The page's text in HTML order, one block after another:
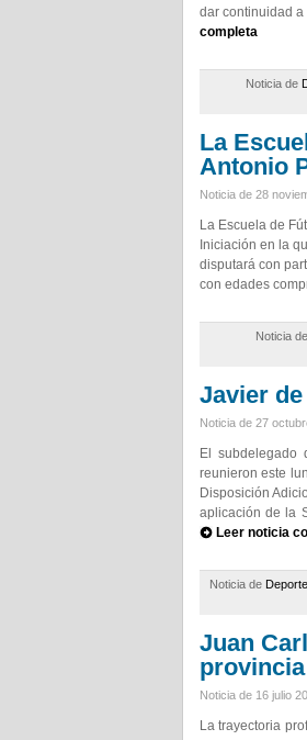
dar continuidad
completa
Noticia de
La
Antonio
Noticia de 28
La Escuela de
Iniciación en la
disputará con
con edades
Noticia de
Javier
Noticia de 27
El subdelegado
reunieron este
Disposición
aplicación de la
Leer noticia
Noticia de
Juan
provincia
Noticia de 16 julio
La trayectoria